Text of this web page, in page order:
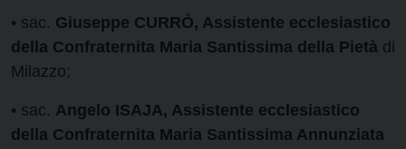
• sac. Giuseppe CURRÒ, Assistente ecclesiastico
della Confraternita Maria Santissima della Pietà di
Milazzo;
• sac. Angelo ISAJA, Assistente ecclesiastico
della Confraternita Maria Santissima Annunziata